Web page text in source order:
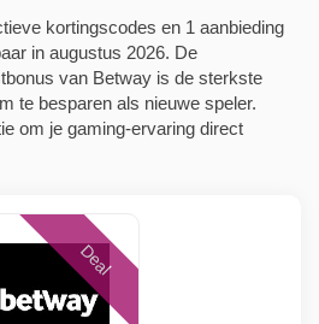
kortingscodes en 1 aanbieding
in augustus 2026. De
van Betway is de sterkste
te besparen als nieuwe speler.
om je gaming-ervaring direct
Deal